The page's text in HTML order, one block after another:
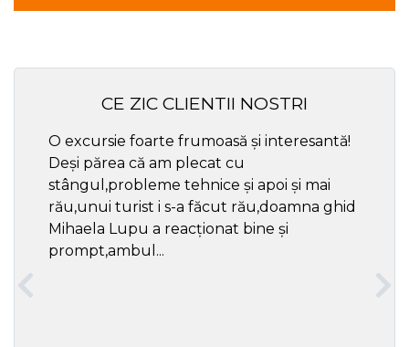
CE ZIC CLIENTII NOSTRI
O excursie foarte frumoasă și interesantă!
Deși părea că am plecat cu
stângul,probleme tehnice și apoi și mai
rău,unui turist i s-a făcut rău,doamna ghid
Mihaela Lupu a reacționat bine și
prompt,ambul...